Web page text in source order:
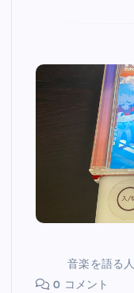
音楽を語る人
0 コメント